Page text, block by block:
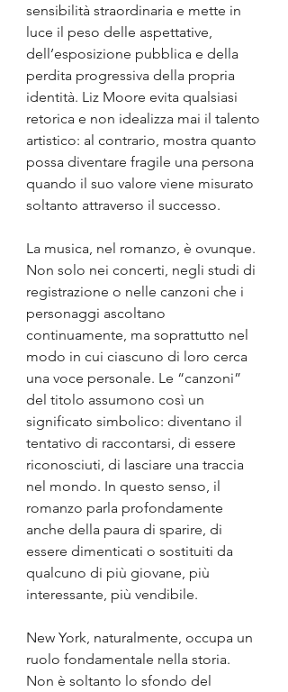
sensibilità straordinaria e mette in
luce il peso delle aspettative,
dell’esposizione pubblica e della
perdita progressiva della propria
identità. Liz Moore evita qualsiasi
retorica e non idealizza mai il talento
artistico: al contrario, mostra quanto
possa diventare fragile una persona
quando il suo valore viene misurato
soltanto attraverso il successo.
La musica, nel romanzo, è ovunque.
Non solo nei concerti, negli studi di
registrazione o nelle canzoni che i
personaggi ascoltano
continuamente, ma soprattutto nel
modo in cui ciascuno di loro cerca
una voce personale. Le “canzoni”
del titolo assumono così un
significato simbolico: diventano il
tentativo di raccontarsi, di essere
riconosciuti, di lasciare una traccia
nel mondo. In questo senso, il
romanzo parla profondamente
anche della paura di sparire, di
essere dimenticati o sostituiti da
qualcuno di più giovane, più
interessante, più vendibile.
New York, naturalmente, occupa un
ruolo fondamentale nella storia.
Non è soltanto lo sfondo del